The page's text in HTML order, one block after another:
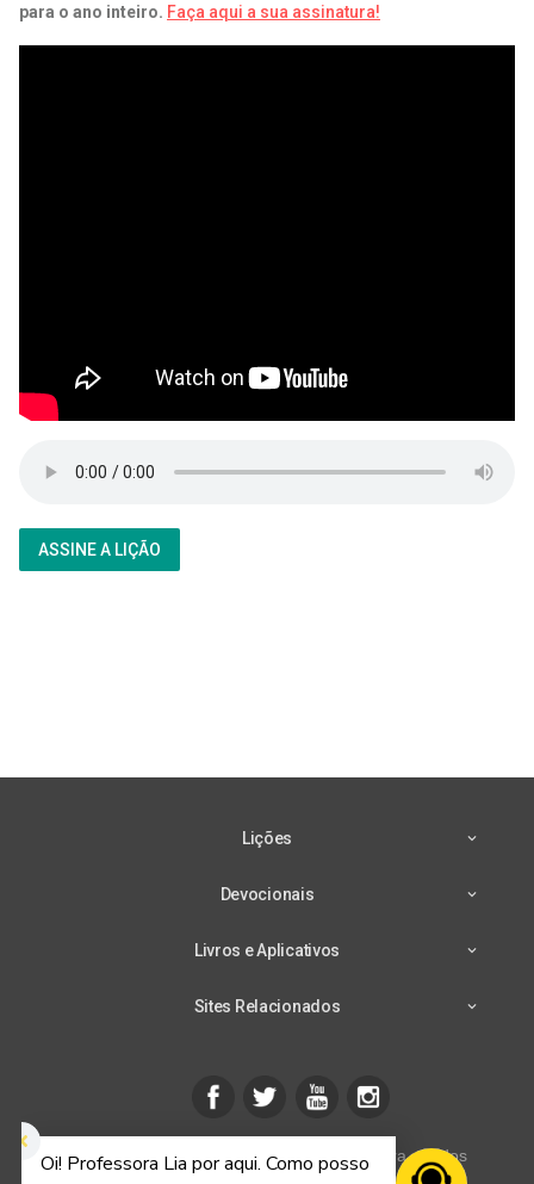
para o ano inteiro. Faça aqui a sua assinatura!
ASSINE A LIÇÃO
Lições
Devocionais
Livros e Aplicativos
Sites Relacionados
CPB mais - © 2026 Casa Publicadora Brasileira - Todos
os direitos reservados.